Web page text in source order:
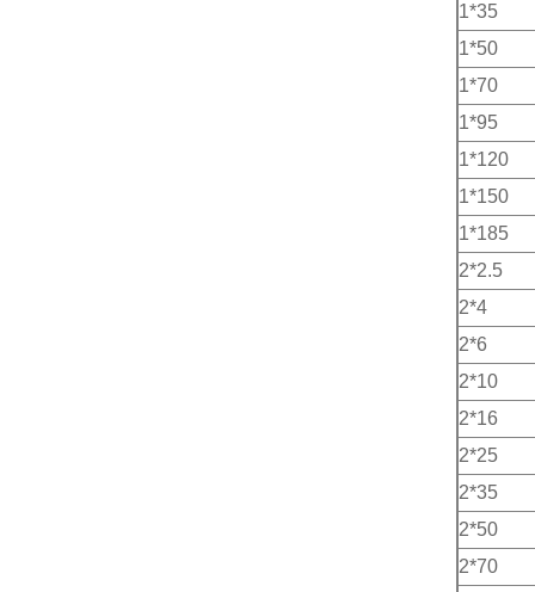
1*35
1*50
1*70
1*95
1*120
1*150
1*185
2*2.5
2*4
2*6
2*10
2*16
2*25
2*35
2*50
2*70